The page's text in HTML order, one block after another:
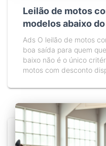
Leilão de motos
modelos abaixo
Ads O leilão de motos
boa saída para quem
baixo não é o único
motos com desconto